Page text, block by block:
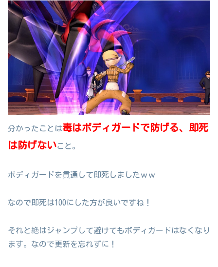
分かったことは毒はボディガードで防げる、即死
は防げないこと。
ボディガードを貫通して即死しましたｗｗ
なので即死は100にした方が良いですね！
それと絶はジャンプして避けてもボディガードはなくなり
ます。なので更新を忘れずに！